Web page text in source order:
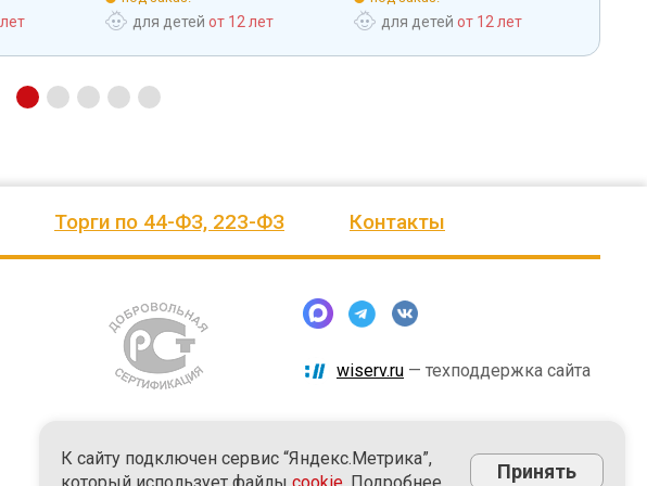
для детей от 12 лет для детей от 12 лет
Торги по 44-ФЗ, 223-ФЗ Контакты
wiserv.ru — техподдержка сайта
К сайту подключен сервис “Яндекс.Метрика”,
Принять